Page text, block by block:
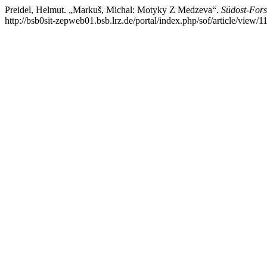
Preidel, Helmut. „Markuš, Michal: Motyky Z Medzeva“. Südost-
http://bsb0sit-zepweb01.bsb.lrz.de/portal/index.php/sof/article/view/